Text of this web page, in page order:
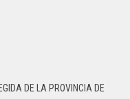
DE LA PROVINCIA DE